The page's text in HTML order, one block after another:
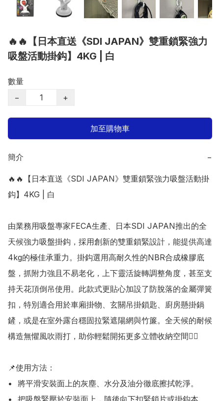
🔥🔥【日本直送《SDI JAPAN》雙重鎖緊強力
吸盤活動掛鈎】4KG | 白
數量
−
+
加至購物車
簡介 −
🔥🔥【日本直送《SDI JAPAN》雙重鎖緊強力吸盤活動掛
鈎】4KG | 白
由業務用吸盤專家FECA生產、日本SDI JAPAN推出的全
天候強力吸盤掛鈎，採用創新的雙重鎖緊設計，能提供高達
4kg的極佳承重力。掛鈎選用高耐久性的NBR合成橡膠底
盤，抓附力強且不易老化，上下靈活旋轉調整角度，甚至支
持天花頂倒吊使用。此款式更貼心加設了防脫落的金屬彈簧
扣，特別適合用於車廂掛物、玄關吊掛鎖匙、廚房懸掛鍋
鏟，或是在室外露台穩固拉緊遮陽網與竹簾。全天候的耐候
構造無懼風吹雨打，助你輕鬆開拓更多立體收納空間👍🏻
📌使用方法：
•	將平滑安裝面上的灰塵、水分及油分徹底擦拭乾淨。